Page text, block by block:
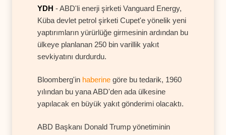
YDH - ABD'li enerji şirketi Vanguard Energy,
Küba devlet petrol şirketi Cupet'e yönelik yeni
yaptırımların yürürlüğe girmesinin ardından bu
ülkeye planlanan 250 bin varillik yakıt
sevkiyatını durdurdu.
Bloomberg'in haberine göre bu tedarik, 1960
yılından bu yana ABD'den ada ülkesine
yapılacak en büyük yakıt gönderimi olacaktı.
ABD Başkanı Donald Trump yönetiminin